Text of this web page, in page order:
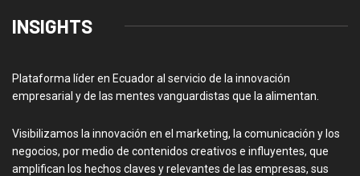
INSIGHTS
Plataforma líder en Ecuador al servicio de la innovación
empresarial y de las mentes vanguardistas que la alimentan.
Visibilizamos la innovación en el marketing, la comunicación y los
negocios, por medio de contenidos creativos e influyentes, que
amplifican los hechos claves y relevantes de las empresas, sus